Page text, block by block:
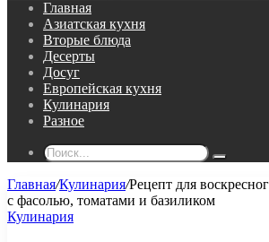
Главная
Азиатская кухня
Вторые блюда
Десерты
Досуг
Европейская кухня
Кулинария
Разное
Поиск...
Главная/Кулинария/Рецепт для
с фасолью, томатами и базиликом
Кулинария